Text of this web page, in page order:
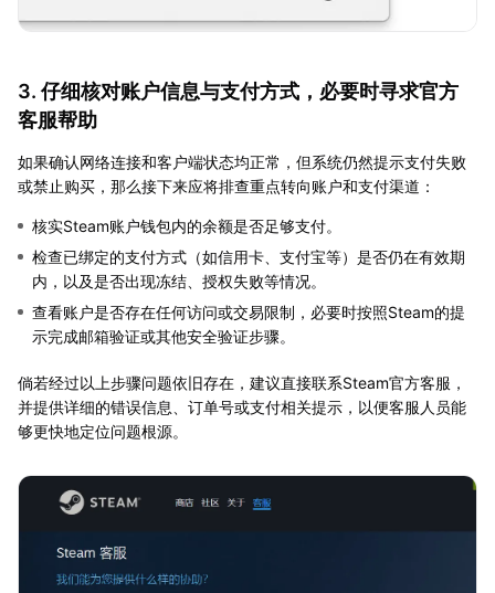
3. 仔细核对账户信息与支付方式，必要时寻求官方
客服帮助
如果确认网络连接和客户端状态均正常，但系统仍然提示支付失败
或禁止购买，那么接下来应将排查重点转向账户和支付渠道：
核实Steam账户钱包内的余额是否足够支付。
检查已绑定的支付方式（如信用卡、支付宝等）是否仍在有效期
内，以及是否出现冻结、授权失败等情况。
查看账户是否存在任何访问或交易限制，必要时按照Steam的提
示完成邮箱验证或其他安全验证步骤。
倘若经过以上步骤问题依旧存在，建议直接联系Steam官方客服，
并提供详细的错误信息、订单号或支付相关提示，以便客服人员能
够更快地定位问题根源。